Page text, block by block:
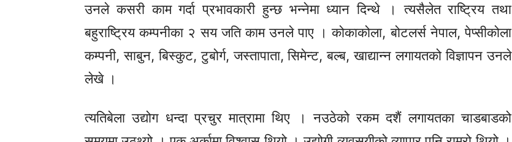
उनले कसरी काम गर्दा प्रभावकारी हुन्छ भन्नेमा ध्यान दिन्थे । त्यसैलेत राष्ट्रिय तथा
बहुराष्ट्रिय कम्पनीका २ सय जति काम उनले पाए । कोकाकोला, बोटलर्स नेपाल, पेप्सीकोला
कम्पनी, साबुन, बिस्कुट, टुबोर्ग, जस्तापाता, सिमेन्ट, बल्ब, खाद्यान्न लगायतको विज्ञापन उनले
लेखे ।
त्यतिबेला उद्योग धन्दा प्रचुर मात्रामा थिए । नउठेको रकम दशैं लगायतका चाडबाडको